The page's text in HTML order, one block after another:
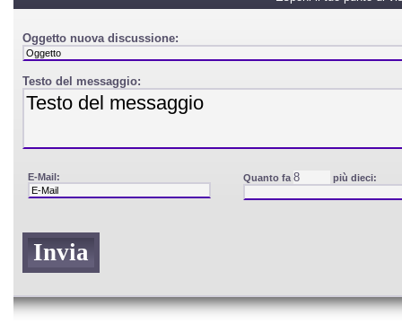
Oggetto nuova discussione:
Testo del messaggio:
E-Mail: Quanto fa più dieci: